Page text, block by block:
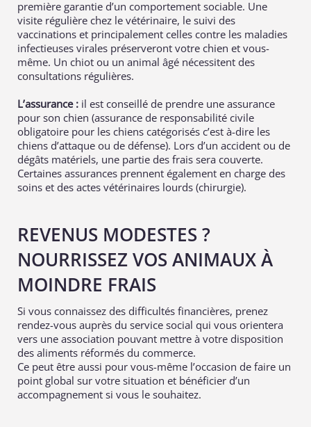
première garantie d’un comportement sociable. Une
visite régulière chez le vétérinaire, le suivi des
vaccinations et principalement celles contre les maladies
infectieuses virales préserveront votre chien et vous-
même. Un chiot ou un animal âgé nécessitent des
consultations régulières.
L’assurance : il est conseillé de prendre une assurance
pour son chien (assurance de responsabilité civile
obligatoire pour les chiens catégorisés c’est à-dire les
chiens d’attaque ou de défense). Lors d’un accident ou de
dégâts matériels, une partie des frais sera couverte.
Certaines assurances prennent également en charge des
soins et des actes vétérinaires lourds (chirurgie).
REVENUS MODESTES ?
NOURRISSEZ VOS ANIMAUX À
MOINDRE FRAIS
Si vous connaissez des difficultés financières, prenez
rendez-vous auprès du service social qui vous orientera
vers une association pouvant mettre à votre disposition
des aliments réformés du commerce.
Ce peut être aussi pour vous-même l’occasion de faire un
point global sur votre situation et bénéficier d’un
accompagnement si vous le souhaitez.